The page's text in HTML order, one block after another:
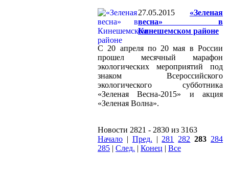
27.05.2015
«Зеленая
весна» в
Кинешемском районе
С 20 апреля по 20 мая в России
прошел месячный марафон
экологических мероприятий под
знаком Всероссийского
экологического субботника
«Зеленая Весна-2015» и акция
«Зеленая Волна».
Новости 2821 - 2830 из 3163
Начало | Пред. | 281 282 283 284
285 | След. | Конец | Все